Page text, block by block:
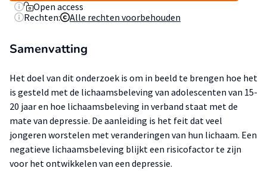
Open access
Rechten:
Alle rechten voorbehouden
Samenvatting
Het doel van dit onderzoek is om in beeld te brengen hoe het
is gesteld met de lichaamsbeleving van adolescenten van 15-
20 jaar en hoe lichaamsbeleving in verband staat met de
mate van depressie. De aanleiding is het feit dat veel
jongeren worstelen met veranderingen van hun lichaam. Een
negatieve lichaamsbeleving blijkt een risicofactor te zijn
voor het ontwikkelen van een depressie.